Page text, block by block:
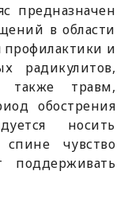
предназначен
в области
и
радикулитов,
также травм,
обострения
носить
спине чувство
поддерживать